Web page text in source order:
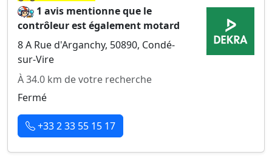
1 avis mentionne que le
contrôleur est également motard
8 A Rue d'Arganchy, 50890, Condé-
sur-Vire
À 34.0 km de votre recherche
Fermé
+33 2 33 55 15 17